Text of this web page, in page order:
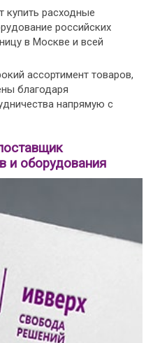
купить расходные
российских
в Москве и всей
ассортимент товаров,
благодаря
напрямую с
и оборудования